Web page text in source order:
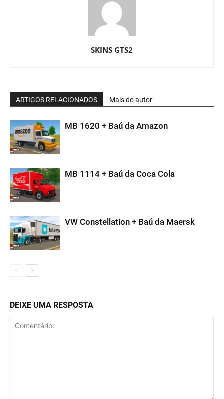
SKINS GTS2
ARTIGOS RELACIONADOS Mais do autor
MB 1620 + Baú da Amazon
MB 1114 + Baú da Coca Cola
VW Constellation + Baú da Maersk
DEIXE UMA RESPOSTA